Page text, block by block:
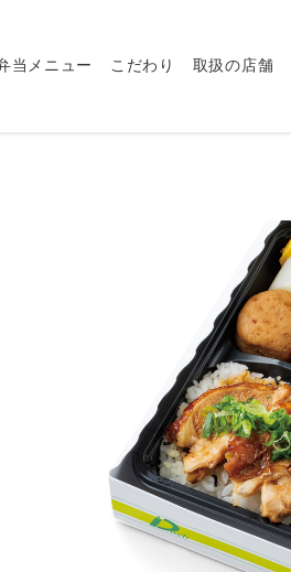
当メニュー こだわり 取扱の店舗